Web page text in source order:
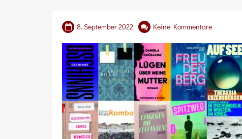
8. September 2022 Keine Kommentare